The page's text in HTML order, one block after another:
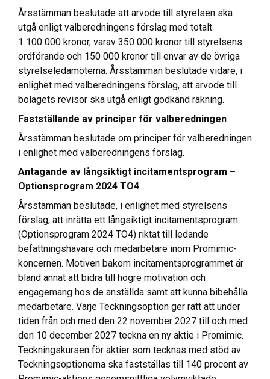
Årsstämman beslutade att arvode till styrelsen ska
utgå enligt valberedningens förslag med totalt
1 100 000 kronor, varav 350 000 kronor till styrelsens
ordförande och 150 000 kronor till envar av de övriga
styrelseledamöterna. Årsstämman beslutade vidare, i
enlighet med valberedningens förslag, att arvode till
bolagets revisor ska utgå enligt godkänd räkning.
Fastställande av principer för valberedningen
Årsstämman beslutade om principer för valberedningen
i enlighet med valberedningens förslag.
Antagande av långsiktigt incitamentsprogram –
Optionsprogram 2024 TO4
Årsstämman beslutade, i enlighet med styrelsens
förslag, att inrätta ett långsiktigt incitamentsprogram
(Optionsprogram 2024 TO4) riktat till ledande
befattningshavare och medarbetare inom Promimic-
koncernen. Motiven bakom incitamentsprogrammet är
bland annat att bidra till högre motivation och
engagemang hos de anställda samt att kunna bibehålla
medarbetare. Varje Teckningsoption ger rätt att under
tiden från och med den 22 november 2027 till och med
den 10 december 2027 teckna en ny aktie i Promimic.
Teckningskursen för aktier som tecknas med stöd av
Teckningsoptionerna ska fastställas till 140 procent av